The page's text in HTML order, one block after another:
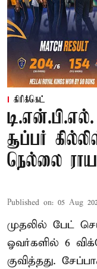
கிரிக்கெட்
சூப்பர்
நெல்லை
Published on: 05 Aug
முதலில் பேட்
ஓவர்களில் 6
குவித்தது.